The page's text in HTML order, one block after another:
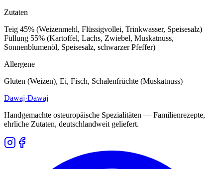
Zutaten
Teig 45% (Weizenmehl, Flüssigvollei, Trinkwasser, Speisesalz)
Füllung 55% (Kartoffel, Lachs, Zwiebel, Muskatnuss,
Sonnenblumenöl, Speisesalz, schwarzer Pfeffer)
Allergene
Gluten (Weizen), Ei, Fisch, Schalenfrüchte (Muskatnuss)
Dawaj·Dawaj
Handgemachte osteuropäische Spezialitäten — Familienrezepte,
ehrliche Zutaten, deutschlandweit geliefert.